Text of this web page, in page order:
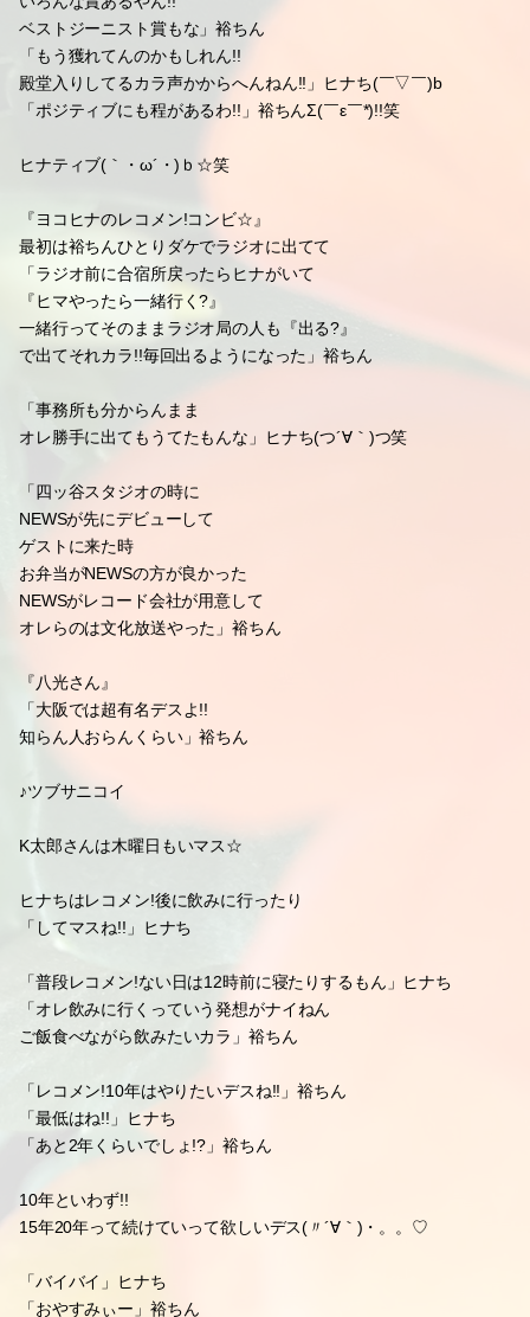
そもそも!!
流行語大賞を獲ろうとして作った言葉デス(￣▽￣)ノ″笑
他にも!!流行語を獲ろうとして作った言葉☆
『ほなおつ』
「流行語大賞ってなかなか取れんな(_´3｀)ノ~~
いろんな賞あるやん!!
ベストジーニスト賞もな」裕ちん
「もう獲れてんのかもしれん!!
殿堂入りしてるカラ声かからへんねん!!」ヒナち(￣▽￣)b
「ポジティブにも程があるわ!!」裕ちんΣ(￣ε￣*)!!笑
ヒナティブ(｀・ω´・)ｂ☆笑
最初は裕ちんひとりダケでラジオに出てて
「ラジオ前に合宿所戻ったらヒナがいて
『ヒマやったら一緒行く?』
一緒行ってそのままラジオ局の人も『出る?』
で出てそれカラ!!毎回出るようになった」裕ちん
オレ勝手に出てもうてたもんな」ヒナち(つ´∀｀)つ笑
「四ッ谷スタジオの時に
ゲストに来た時
NEWSがレコード会社が用意して
『八光さん』
知らん人おらんくらい」裕ちん
♪ツブサニコイ
K太郎さんは木曜日もいマス☆
ヒナちはレコメン!後に飲みに行ったり
「普段レコメン!ない日は12時前に寝たりするもん」ヒナち
ご飯食べながら飲みたいカラ」裕ちん